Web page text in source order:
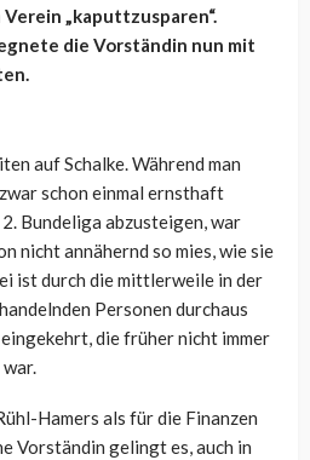
„kaputtzusparen“.
die Vorständin nun mit
auf Schalke. Während man
schon einmal ernsthaft
Bundeliga abzusteigen, war
nicht annähernd so mies, wie sie
ist durch die mittlerweile in der
Personen durchaus
die früher nicht immer
Hamers als für die Finanzen
Vorständin gelingt es, auch in